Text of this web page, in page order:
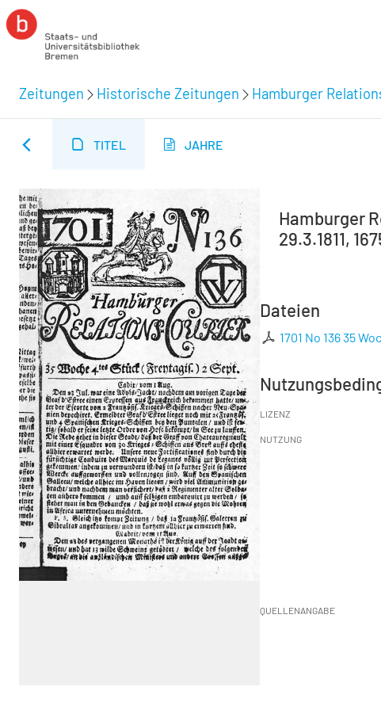
Zeitungen Historische Zeitungen Hamburger
TITEL JAHRE
Hamburger
29.3.1811,
Dateien
1701 No 136 35
LIZENZ
NUTZUNG
QUELLENANGABE